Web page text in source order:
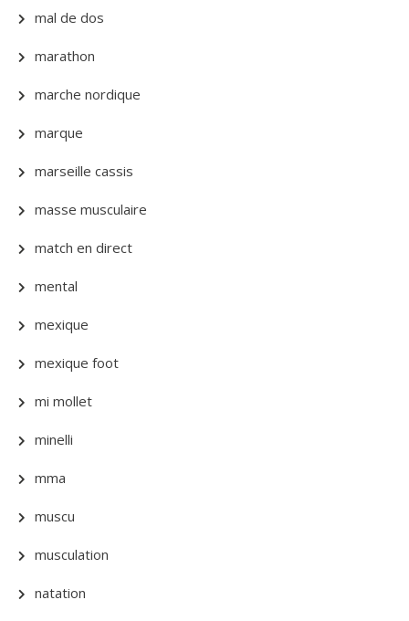
mal de dos
marathon
marche nordique
marque
marseille cassis
masse musculaire
match en direct
mental
mexique
mexique foot
mi mollet
minelli
mma
muscu
musculation
natation